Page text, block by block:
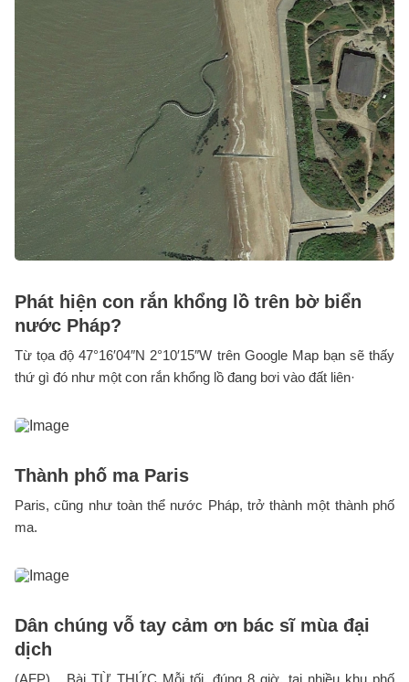
Phát hiện con rắn khổng lồ trên bờ biển
nước Pháp?
Từ tọa độ 47°16′04″N 2°10′15″W trên Google Map bạn sẽ thấy
thứ gì đó như một con rắn khổng lồ đang bơi vào đất liên·
Thành phố ma Paris
Paris, cũng như toàn thể nước Pháp, trở thành một thành phố
ma.
Dân chúng vỗ tay cảm ơn bác sĩ mùa đại
dịch